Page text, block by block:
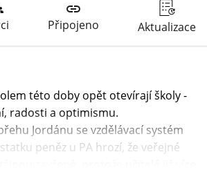
link
Připojeno Aktualizace
této doby opět otevírají školy -
radosti a optimismu.
Jordánu se vzdělávací systém
peněz u PA hrozí, že veřejné
mzdu a hrozí dlouhodobou